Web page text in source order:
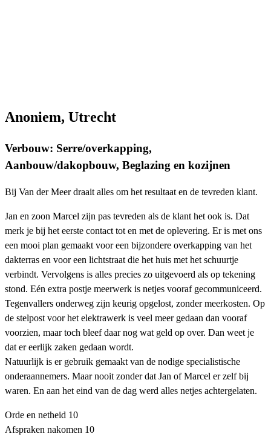
Anoniem, Utrecht
Verbouw: Serre/overkapping,
Aanbouw/dakopbouw, Beglazing en kozijnen
Bij Van der Meer draait alles om het resultaat en de tevreden klant.
Jan en zoon Marcel zijn pas tevreden als de klant het ook is. Dat
merk je bij het eerste contact tot en met de oplevering. Er is met ons
een mooi plan gemaakt voor een bijzondere overkapping van het
dakterras en voor een lichtstraat die het huis met het schuurtje
verbindt. Vervolgens is alles precies zo uitgevoerd als op tekening
stond. Eén extra postje meerwerk is netjes vooraf gecommuniceerd.
Tegenvallers onderweg zijn keurig opgelost, zonder meerkosten. Op
de stelpost voor het elektrawerk is veel meer gedaan dan vooraf
voorzien, maar toch bleef daar nog wat geld op over. Dan weet je
dat er eerlijk zaken gedaan wordt.
Natuurlijk is er gebruik gemaakt van de nodige specialistische
onderaannemers. Maar nooit zonder dat Jan of Marcel er zelf bij
waren. En aan het eind van de dag werd alles netjes achtergelaten.
Orde en netheid 10
Afspraken nakomen 10